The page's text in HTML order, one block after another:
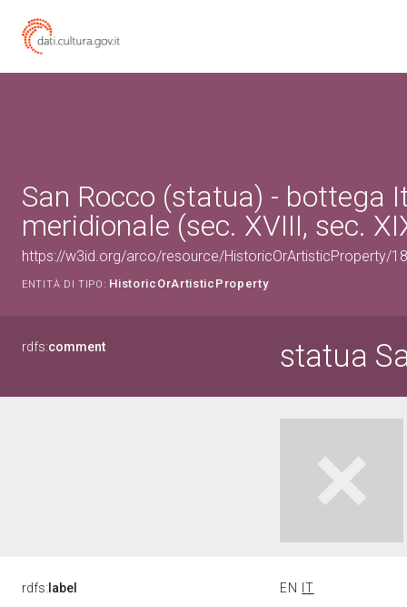
San Rocco (statua) - bottega
meridionale (sec. XVIII, sec.
https://w3id.org/arco/resource/HistoricOrArtisticProperty/
ENTITÀ DI TIPO: HistoricOrArtisticProperty
rdfs:comment statua
rdfs: label EN IT